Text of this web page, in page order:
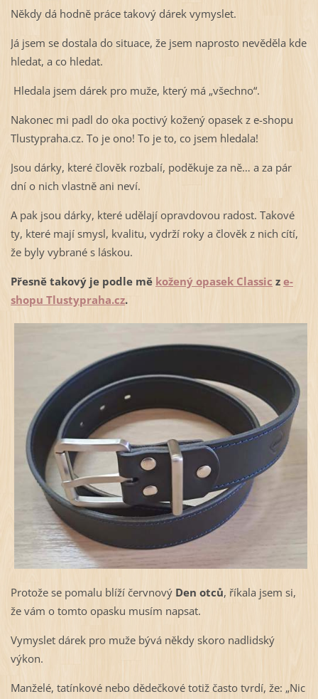
Někdy dá hodně práce takový dárek vymyslet.
Já jsem se dostala do situace, že jsem naprosto nevěděla kde
hledat, a co hledat.
Hledala jsem dárek pro muže, který má „všechno“.
Nakonec mi padl do oka poctivý kožený opasek z e-shopu
Tlustypraha.cz. To je ono! To je to, co jsem hledala!
Jsou dárky, které člověk rozbalí, poděkuje za ně… a za pár
dní o nich vlastně ani neví.
A pak jsou dárky, které udělají opravdovou radost. Takové
ty, které mají smysl, kvalitu, vydrží roky a člověk z nich cítí,
že byly vybrané s láskou.
Přesně takový je podle mě kožený opasek Classic z e-
shopu Tlustypraha.cz.
Protože se pomalu blíží červnový Den otců, říkala jsem si,
že vám o tomto opasku musím napsat.
Vymyslet dárek pro muže bývá někdy skoro nadlidský
výkon.
Manželé, tatínkové nebo dědečkové totiž často tvrdí, že: „Nic